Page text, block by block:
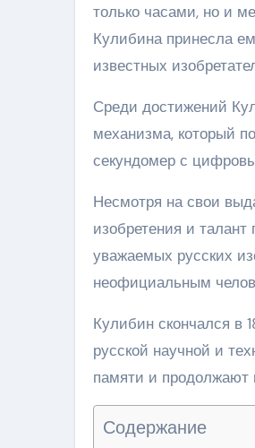
только часами, но и
Кулибина принесла
известных
Среди достижений
механизма, который
секундомер с
Несмотря на свои
изобретения и
уважаемых русских
неофициальным
Кулибин скончался в
русской научной и
памяти и продолжают
Содержание